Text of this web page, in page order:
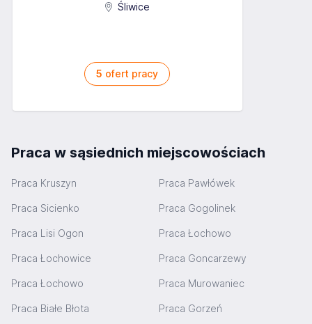
Śliwice
5 ofert pracy
Praca w sąsiednich miejscowościach
Praca Kruszyn Praca Pawłówek
Praca Sicienko Praca Gogolinek
Praca Lisi Ogon Praca Łochowo
Praca Łochowice Praca Goncarzewy
Praca Łochowo Praca Murowaniec
Praca Białe Błota Praca Gorzeń